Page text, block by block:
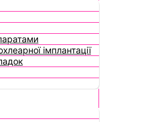
імплантації